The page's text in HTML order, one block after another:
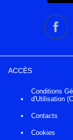
ACCÈS
Conditions
d'Utilisation
Contacts
Cookies